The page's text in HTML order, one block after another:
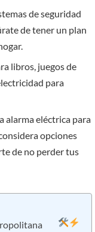
de seguridad
de tener un plan
libros, juegos de
para
alarma eléctrica para
opciones
de no perder tus